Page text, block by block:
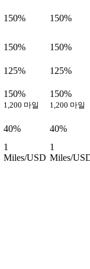
150% 150%
150%
150%
125%
125%
150%
1,200 마일
150%
1,200 마일
40%
40%
1
Miles/USD
1
Miles/